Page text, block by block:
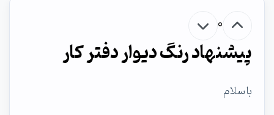
0
پیشنهاد رنگ دیوار دفتر کار
با سلام